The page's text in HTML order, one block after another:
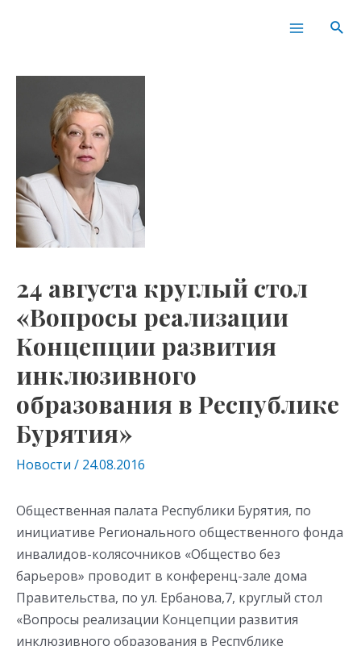
Main
24 августа круглый стол
«Вопросы реализации
Концепции развития
инклюзивного
образования в Республике
Бурятия»
Новости / 24.08.2016
Общественная палата Республики Бурятия, по
инициативе Регионального общественного фонда
инвалидов-колясочников «Общество без
барьеров» проводит в конференц-зале дома
Правительства, по ул. Ербанова,7, круглый стол
«Вопросы реализации Концепции развития
инклюзивного образования в Республике